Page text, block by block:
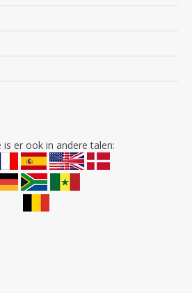
is er ook in andere talen: